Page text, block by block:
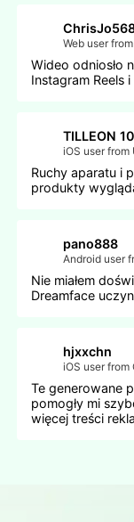
Web user
Wideo odniosło
Instagram Reels i
TILLEON
iOS user from
Ruchy aparatu i
produkty
pano888
Android user
Nie miałem
Dreamface
hjxxchn
iOS user from
Te generowane
pomogły mi
więcej treści